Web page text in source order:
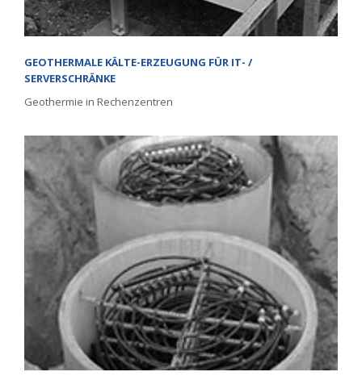
GEOTHERMALE KÄLTE-ERZEUGUNG FÜR IT- /
SERVERSCHRÄNKE
Geothermie in Rechenzentren